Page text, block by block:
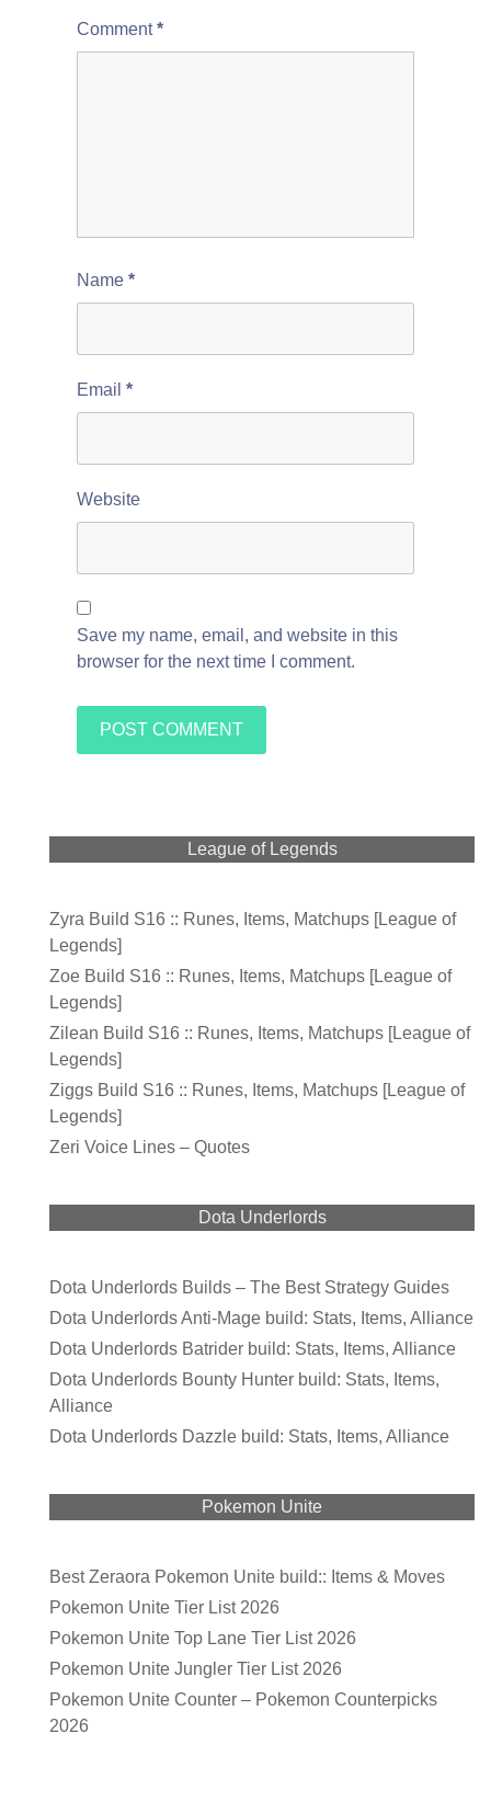
Comment*
Name *
Email *
Website
Save my name, email, and website in this
browser for the next time I comment.
League of Legends
Zyra Build S16 :: Runes, Items, Matchups [League of
Legends]
Zoe Build S16 :: Runes, Items, Matchups [League of
Legends]
Zilean Build S16 :: Runes, Items, Matchups [League of
Legends]
Ziggs Build S16 :: Runes, Items, Matchups [League of
Legends]
Zeri Voice Lines – Quotes
Dota Underlords
Dota Underlords Builds – The Best Strategy Guides
Dota Underlords Anti-Mage build: Stats, Items, Alliance
Dota Underlords Batrider build: Stats, Items, Alliance
Dota Underlords Bounty Hunter build: Stats, Items,
Alliance
Dota Underlords Dazzle build: Stats, Items, Alliance
Pokemon Unite
Best Zeraora Pokemon Unite build:: Items & Moves
Pokemon Unite Tier List 2026
Pokemon Unite Top Lane Tier List 2026
Pokemon Unite Jungler Tier List 2026
Pokemon Unite Counter – Pokemon Counterpicks
2026